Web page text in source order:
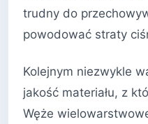
trudny do
powodować straty
Kolejnym niezwykle
jakość materiału, z
Węże